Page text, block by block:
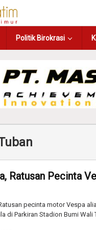
Politik Birokrasi
Ratusan Pecinta
pecinta motor Vespa
di Parkiran Stadion Bumi Wali